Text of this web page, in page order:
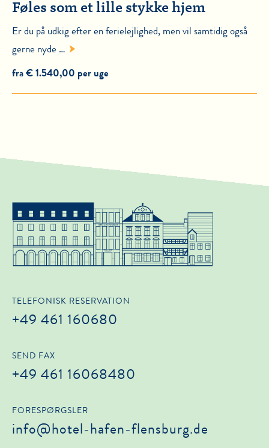
Føles som et lille stykke hjem
Er du på udkig efter en ferielejlighed, men vil samtidig også
gerne nyde …
fra € 1.540,00 per uge
TELEFONISK RESERVATION
+49 461 160680
SEND FAX
+49 461 16068480
FORESPØRGSLER
info@hotel-hafen-flensburg.de